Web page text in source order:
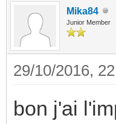
Mika84
Junior Member
29/10/2016,
bon j'ai